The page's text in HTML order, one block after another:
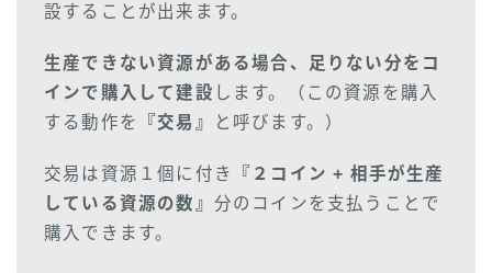
設することが出来ます。
生産できない資源がある場合、足りない分をコ
インで購入して建設 します。（この資源を購入
する動作を
『交易』 と呼びます。）
交易は資源１個に付き
『２コイン + 相手が生産
している資源の数』 分のコインを支払うことで
購入できます。